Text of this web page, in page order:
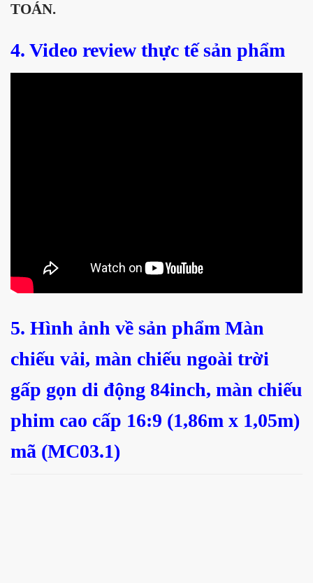
TOÁN.
4. Video review thực tế sản phẩm
5. Hình ảnh về sản phẩm Màn
chiếu vải, màn chiếu ngoài trời
gấp gọn di động 84inch, màn chiếu
phim cao cấp 16:9 (1,86m x 1,05m)
mã (MC03.1)